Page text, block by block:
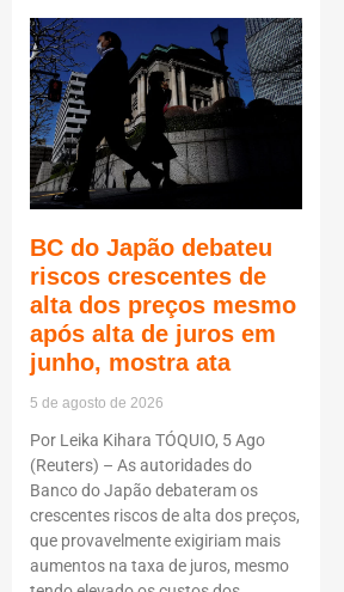
BC do Japão debateu
riscos crescentes de
alta dos preços mesmo
após alta de juros em
junho, mostra ata
5 de agosto de 2026
Por Leika Kihara TÓQUIO, 5 Ago
(Reuters) – As autoridades do
Banco do Japão debateram os
crescentes riscos de alta dos preços,
que provavelmente exigiriam mais
aumentos na taxa de juros, mesmo